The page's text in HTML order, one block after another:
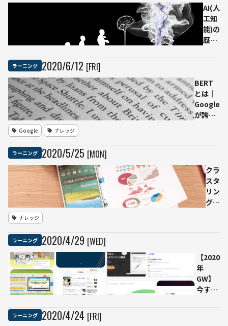
ツ
ー
ル
は
作
ら
用
例、
AIと
の関
すく
解説
AI(人
工知
能)の
歴史
単解
説
ラーニング 2020/6/12 [FRI]
BERT
とは｜
Google
が誇る
み、特
徴を解
説
Google ナレッジ
ラーニング 2020/5/25 [MON]
クラ
スタ
リン
グと
順・
事例
を紹
ナレッジ
ラーニング 2020/4/29 [WED]
【2020
年
GW】
今すぐ
ラーニング 2020/4/24 [FRI]